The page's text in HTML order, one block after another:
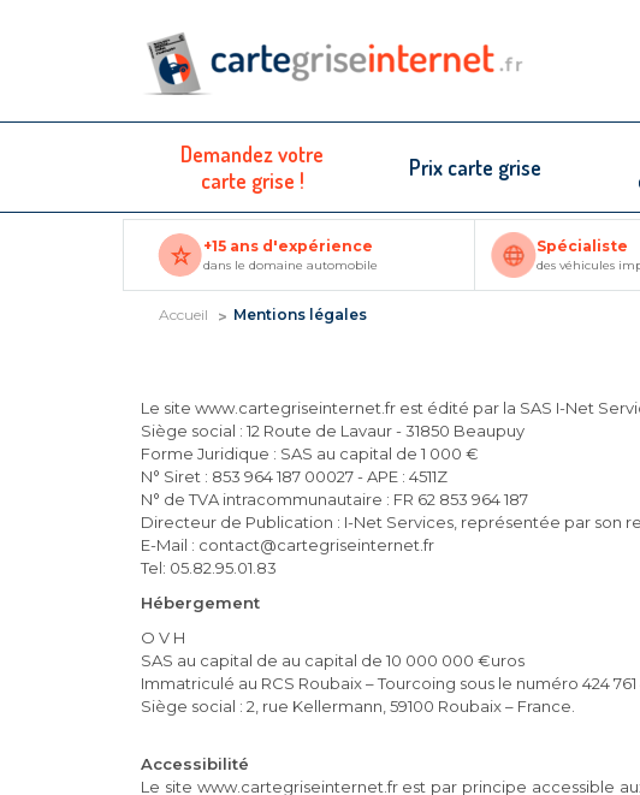
Demandez votre
carte grise !
Prix carte grise
+15 ans d'expérience
dans le domaine automobile
Spécialiste
des véhicules
Accueil Mentions légales
Le site www.cartegriseinternet.fr est édité par la SAS I-Net
Siège social : 12 Route de Lavaur - 31850 Beaupuy
Forme Juridique : SAS au capital de 1 000 €
N° Siret : 853 964 187 00027 - APE : 4511Z
N° de TVA intracommunautaire : FR 62 853 964 187
Directeur de Publication : I-Net Services, représentée par son
E-Mail : contact@cartegriseinternet.fr
Tel: 05.82.95.01.83
Hébergement
O V H
SAS au capital de au capital de 10 000 000 €uros
Immatriculé au RCS Roubaix – Tourcoing sous le numéro 424 761
Siège social : 2, rue Kellermann, 59100 Roubaix – France.
Accessibilité
Le site www.cartegriseinternet.fr est par principe accessible